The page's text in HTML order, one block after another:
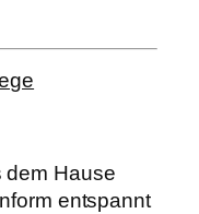
dem Hause
entspannt